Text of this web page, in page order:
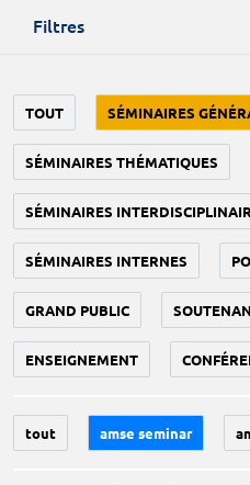
Filtres
TOUT SÉMINAIRES
SÉMINAIRES THÉMATIQUES
SÉMINAIRES
SÉMINAIRES INTERNES
GRAND PUBLIC
ENSEIGNEMENT
tout amse seminar